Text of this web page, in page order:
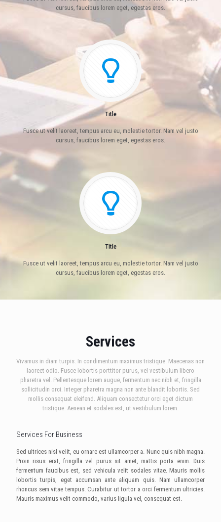
Title
Fusce ut velit laoreet, tempus arcu eu, molestie tortor. Nam vel justo
cursus, faucibus lorem eget, egestas eros.
cursus, faucibus lorem eget, egestas eros.
cursus, faucibus lorem eget, egestas eros.
Title
Fusce ut velit laoreet, tempus arcu eu, molestie tortor. Nam vel justo
cursus, faucibus lorem eget, egestas eros.
Title
Fusce ut velit laoreet, tempus arcu eu, molestie tortor. Nam vel justo
cursus, faucibus lorem eget, egestas eros.
Services
Vivamus in diam turpis. In condimentum maximus tristique. Maecenas non
laoreet odio. Fusce lobortis porttitor purus, vel vestibulum libero
pharetra vel. Pellentesque lorem augue, fermentum nec nibh et, fringilla
sollicitudin orci. Integer pharetra magna non ante blandit lobortis. Sed
mollis consequat eleifend. Aliquam consectetur orci eget dictum
tristique. Aenean et sodales est, ut vestibulum lorem.
Services For Business
Sed ultrices nisl velit, eu ornare est ullamcorper a. Nunc quis nibh magna.
Proin risus erat, fringilla vel purus sit amet, mattis porta enim. Duis
fermentum faucibus est, sed vehicula velit sodales vitae. Mauris mollis
lobortis turpis, eget accumsan ante aliquam quis. Nam ullamcorper
rhoncus sem vitae tempus. Curabitur ut tortor a orci fermentum ultricies.
Mauris maximus velit commodo, varius ligula vel, consequat est.